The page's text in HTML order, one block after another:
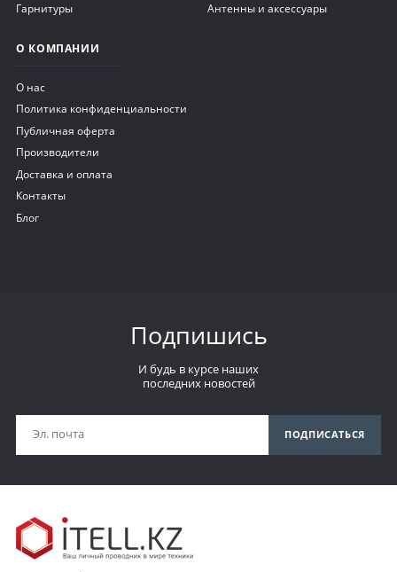
Гарнитуры
Антенны и аксессуары
О КОМПАНИИ
О нас
Политика конфиденциальности
Публичная оферта
Производители
Доставка и оплата
Контакты
Блог
Подпишись
И будь в курсе наших
последних новостей
ПОДПИСАТЬСЯ